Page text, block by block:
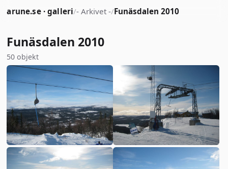
arune.se · galleri/- Arkivet -/Funäsdalen 2010
Funäsdalen 2010
50 objekt